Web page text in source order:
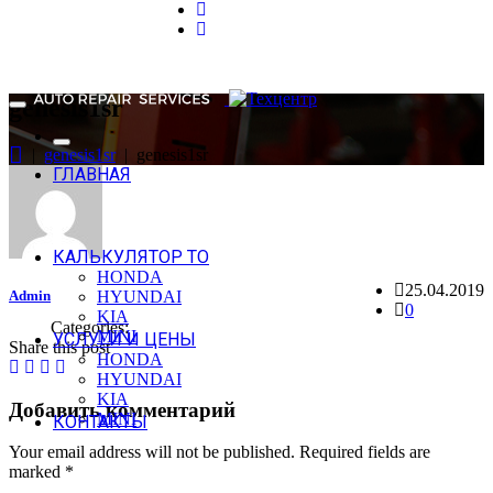
ГЛАВНАЯ
КАЛЬКУЛЯТОР ТО
HONDA
HYUNDAI
KIA
MINI
УСЛУГИ И ЦЕНЫ
HONDA
HYUNDAI
KIA
MINI
КОНТАКТЫ
genesis1sr
genesis1sr| genesis1sr
Admin
25.04.2019
0
Categories:
Share this post
Добавить комментарий
Your email address will not be published. Required fields are
marked *